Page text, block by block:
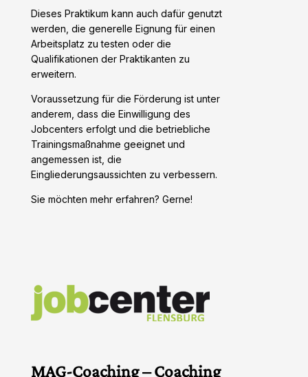
Dieses Praktikum kann auch dafür genutzt
werden, die generelle Eignung für einen
Arbeitsplatz zu testen oder die
Qualifikationen der Praktikanten zu
erweitern.
Voraussetzung für die Förderung ist unter
anderem, dass die Einwilligung des
Jobcenters erfolgt und die betriebliche
Trainingsmaßnahme geeignet und
angemessen ist, die
Eingliederungsaussichten zu verbessern.
Sie möchten mehr erfahren? Gerne!
MAG-Coaching – Coaching